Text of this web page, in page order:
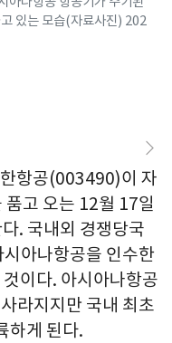
있는 모습(자료사진) 202
항공(003490)이 자
고 오는 12월 17일
. 국내외 경쟁당국
아나항공을 인수한
이다. 아시아나항공
라지지만 국내 최초
하게 된다.